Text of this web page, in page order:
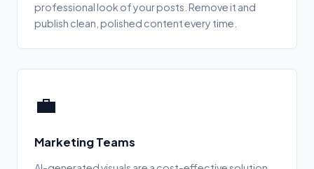
professional look of your posts. Remove it and
publish clean, polished content every time.
💼
Marketing Teams